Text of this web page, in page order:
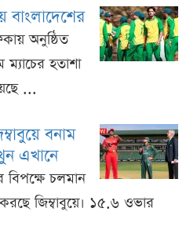
বাংলাদেশের
অনুষ্ঠিত
ম্যাচের হতাশা
...
বনাম
এখানে
বিপক্ষে চলমান
জিম্বাবুয়ে। ১৫.৬ ওভার